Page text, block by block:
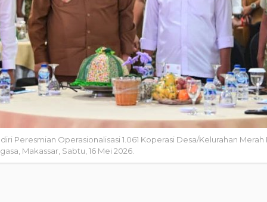
Peresmian Operasionalisasi 1.061 Koperasi Desa/Kelurahan
Makassar, Sabtu, 16 Mei 2026.